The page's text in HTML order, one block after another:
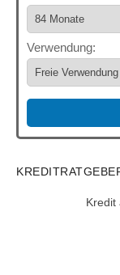
Verwendung:
Kredit